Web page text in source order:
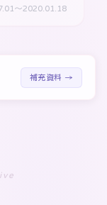
～2020.01.18
補充資料 →